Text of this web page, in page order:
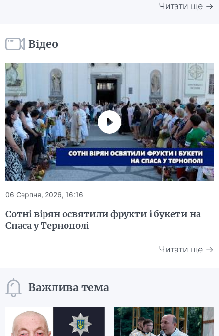
Читати ще →
Відео
06 Серпня, 2026, 16:16
Сотні вірян освятили фрукти і букети на
Спаса у Тернополі
Читати ще →
Важлива тема